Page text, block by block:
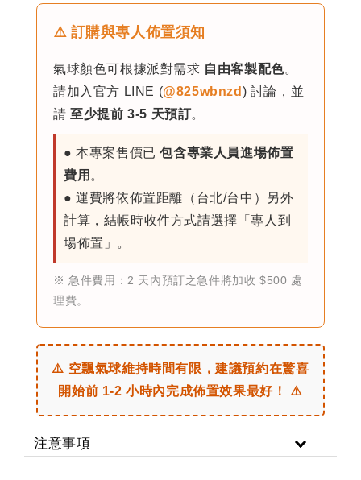
⚠️ 訂購與專人佈置須知
氣球顏色可根據派對需求 自由客製配色。
請加入官方 LINE (@825wbnzd ) 討論，並
請至少提前 3-5 天預訂。
● 本專案售價已包含專業人員進場佈置
費用 。
● 運費將依佈置距離（台北/台中）另外
計算，結帳時收件方式請選擇「專人到
場佈置」。
※ 急件費用：2 天內預訂之急件將加收 $500 處
理費。
⚠️ 空飄氣球維持時間有限，建議預約在驚喜
開始前 1-2 小時內完成佈置效果最好！ ⚠️
注意事項